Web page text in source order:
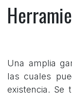
Una amplia
las cuales
existencia. Se